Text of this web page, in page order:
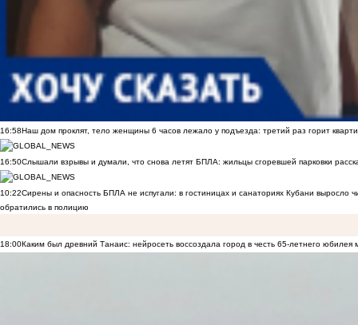
16:58Наш дом проклят, тело женщины 6 часов лежало у подъезда: третий раз горит
16:50Слышали взрывы и думали, что снова летят БПЛА: жильцы сгоревшей парковки
10:22Сирены и опасность БПЛА не испугали: в гостиницах и санаториях Кубани выросло
обратились в полицию
18:00Каким был древний Танаис: нейросеть воссоздала город в честь 65-летнего юбилея